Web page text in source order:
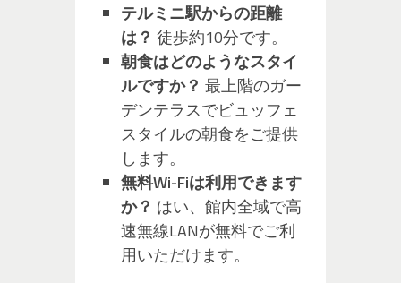
テルミニ駅からの距離
は？ 徒歩約10分です。
朝食はどのようなスタイ
ルですか？ 最上階のガー
デンテラスでビュッフェ
スタイルの朝食をご提供
します。
無料Wi-Fiは利用できます
か？ はい、館内全域で高
速無線LANが無料でご利
用いただけます。